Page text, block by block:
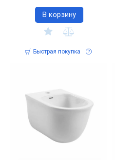
В корзину
Быстрая покупка